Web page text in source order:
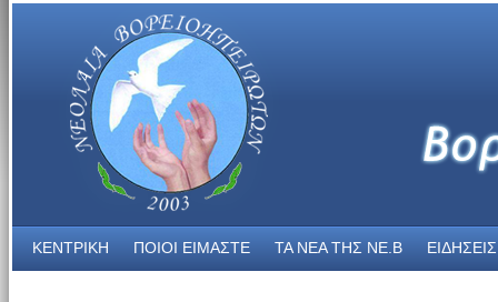
ΚΕΝΤΡΙΚΗ ΠΟΙΟΙ ΕΙΜΑΣΤΕ ΤΑ ΝΕΑ THΣ NE.B ΕΙΔΗΣΕΙΣ